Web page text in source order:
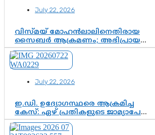
July 22, 2026
വിസ്മയ് മോഹൻലാലിനെതിരായ
സൈബർ ആക്രമണം; അഭിപ്രായ
സ്വാതന്ത്ര്യത്തെ നിശ്ശബ്ദമാക്കുന്ന
ഡിജിറ്റൽ ഗുണ്ടായിസത്തിന് അറുതി
വേണം
July 22, 2026
ഇ.ഡി. ഉദ്യോഗസ്ഥരെ ആക്രമിച്ച
കേസ്: ഏഴ് പ്രതികളുടെ ജാമ്യാപേക്ഷ
വീണ്ടും തള്ളി; അന്വേഷണം തുടരാൻ
കോടതി അനുമതി